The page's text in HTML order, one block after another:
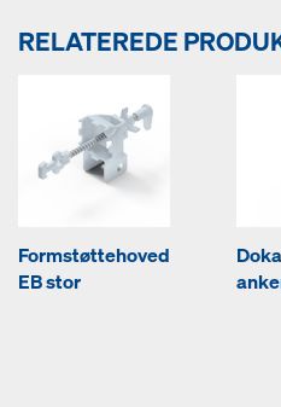
RELATEREDE
Formstøttehoved
EB stor